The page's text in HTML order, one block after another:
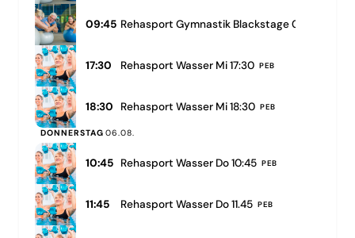
09:45 Rehasport Gymnastik Blackstage 09:45
17:30 Rehasport Wasser Mi 17:30 PEB
18:30 Rehasport Wasser Mi 18:30 PEB
DONNERSTAG 06.08.
10:45 Rehasport Wasser Do 10:45 PEB
11:45 Rehasport Wasser Do 11.45 PEB